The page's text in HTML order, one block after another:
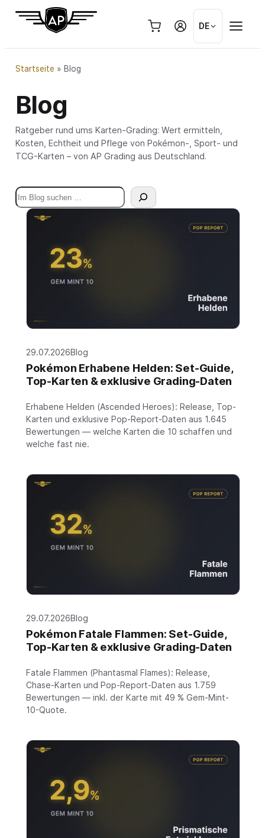
Zum
DE
Startseite » Blog
Blog
Ratgeber rund ums Karten-Grading: Wert ermitteln,
Kosten, Echtheit und Pflege von Pokémon-, Sport- und
TCG-Karten – von AP Grading aus Deutschland.
Suchen
29.07.2026Blog
Pokémon Erhabene Helden: Set-Guide,
Top-Karten & exklusive Grading-Daten
Erhabene Helden (Ascended Heroes): Release, Top-
Karten und exklusive Pop-Report-Daten aus 1.645
Bewertungen — welche Karten die 10 schaffen und
welche fast nie.
29.07.2026Blog
Pokémon Fatale Flammen: Set-Guide,
Top-Karten & exklusive Grading-Daten
Fatale Flammen (Phantasmal Flames): Release,
Chase-Karten und Pop-Report-Daten aus 1.759
Bewertungen — inkl. der Karte mit 49 % Gem-Mint-
10-Quote.